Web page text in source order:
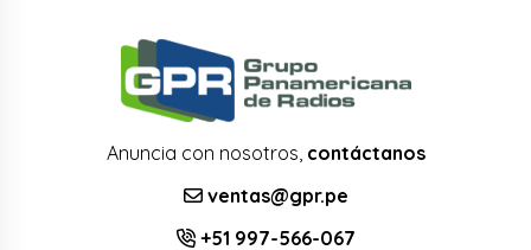
Anuncia con nosotros, contáctanos
ventas@gpr.pe
+51 997-566-067